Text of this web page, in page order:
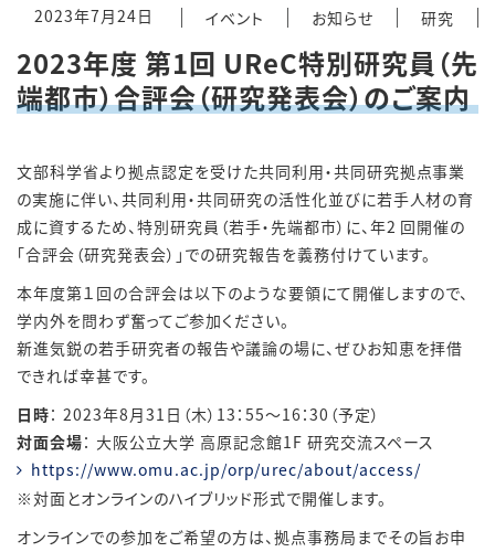
2023年7月24日 イベント お知らせ 研究
2023年度 第1回 UReC特別研究員（先
端都市）合評会（研究発表会）のご案内
文部科学省より拠点認定を受けた共同利用・共同研究拠点事業
の実施に伴い、共同利用・共同研究の活性化並びに若手人材の育
成に資するため、特別研究員（若手・先端都市）に、年2 回開催の
「合評会（研究発表会）」での研究報告を義務付けています。
本年度第１回の合評会は以下のような要領にて開催しますので、
学内外を問わず奮ってご参加ください。
新進気鋭の若手研究者の報告や議論の場に、ぜひお知恵を拝借
できれば幸甚です。
日時： 2023年8月31日（木）13：55～16：30（予定）
対面会場： 大阪公立大学 高原記念館1F 研究交流スペース
https://www.omu.ac.jp/orp/urec/about/access/
※対面とオンラインのハイブリッド形式で開催します。
オンラインでの参加をご希望の方は、拠点事務局までその旨お申